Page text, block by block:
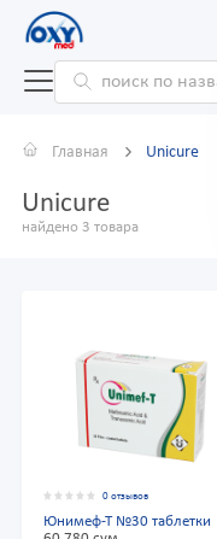
Главная Unicure
Unicure
найдено 3 товара
0 отзывов
Юнимеф-Т №30 таблетки